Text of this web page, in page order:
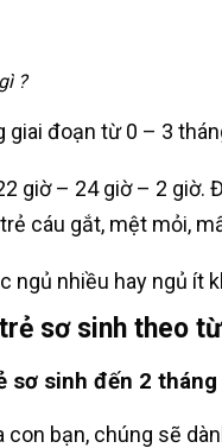
?
giai đoạn từ 0 – 3
giờ – 24 giờ – 2
cáu gắt, mệt mỏi,
ngủ nhiều hay ngủ ít
sơ sinh theo
sơ sinh đến 2
bạn, chúng sẽ